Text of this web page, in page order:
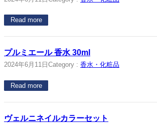
Read more
プルミエール 香水 30ml
2024年6月11日 Category : 香水・化粧品
Read more
ヴェルニネイルカラーセット